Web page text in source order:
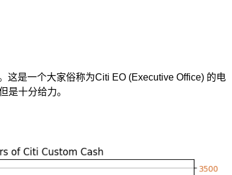
这是一个大家俗称为Citi EO (Executive Office) 的电
是十分给力。